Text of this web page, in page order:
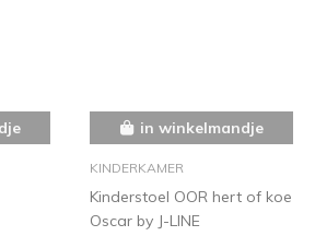
in winkelmandje
KINDERKAMER
Kinderstoel OOR hert of koe
Oscar by J-LINE